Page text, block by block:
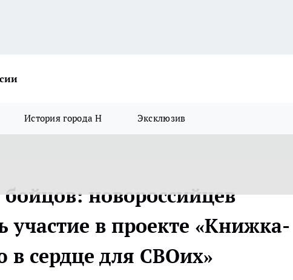
История города Н Эксклюзив
новороссийцев
в проекте «Книжка-
сердце для СВОих»